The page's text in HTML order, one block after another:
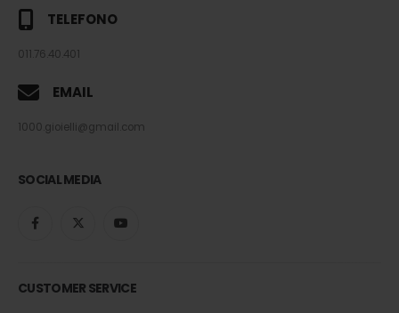
TELEFONO
011.76.40.401
EMAIL
1000.gioielli@gmail.com
SOCIAL MEDIA
CUSTOMER SERVICE